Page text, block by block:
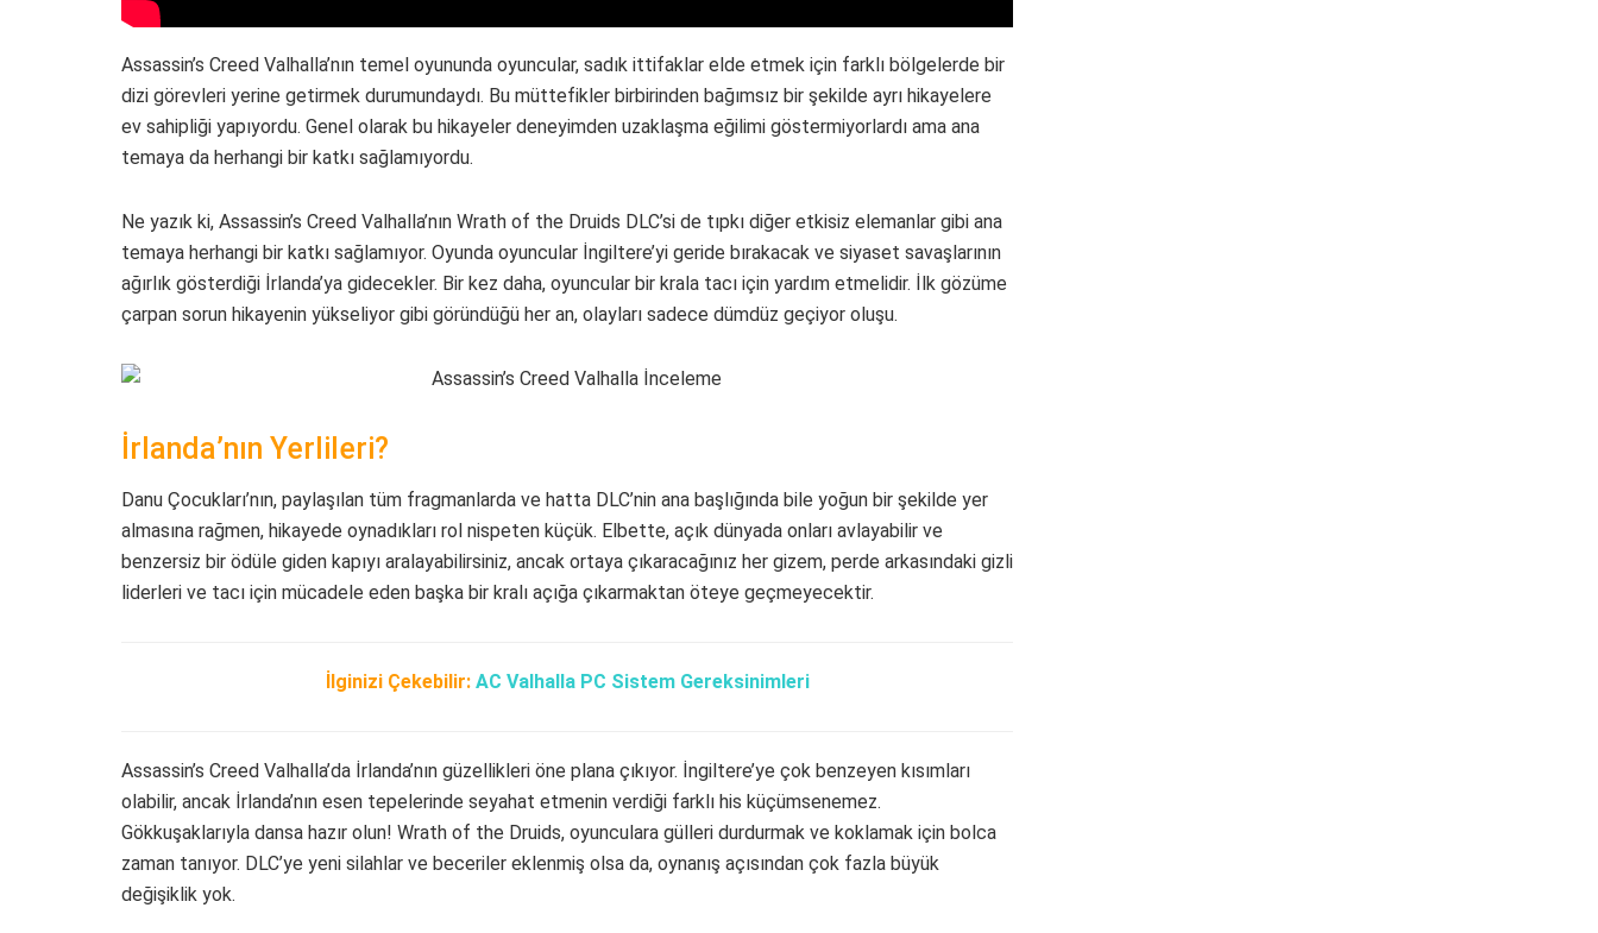
Assassin’s Creed Valhalla’nın temel oyununda oyuncular, sadık ittifaklar elde etmek için farklı bölgelerde bir
dizi görevleri yerine getirmek durumundaydı. Bu müttefikler birbirinden bağımsız bir şekilde ayrı hikayelere
ev sahipliği yapıyordu. Genel olarak bu hikayeler deneyimden uzaklaşma eğilimi göstermiyorlardı ama ana
temaya da herhangi bir katkı sağlamıyordu.
Ne yazık ki, Assassin’s Creed Valhalla’nın Wrath of the Druids DLC’si de tıpkı diğer etkisiz elemanlar gibi ana
temaya herhangi bir katkı sağlamıyor. Oyunda oyuncular İngiltere’yi geride bırakacak ve siyaset savaşlarının
ağırlık gösterdiği İrlanda’ya gidecekler. Bir kez daha, oyuncular bir krala tacı için yardım etmelidir. İlk gözüme
çarpan sorun hikayenin yükseliyor gibi göründüğü her an, olayları sadece dümdüz geçiyor oluşu.
İrlanda’nın Yerlileri?
Danu Çocukları’nın, paylaşılan tüm fragmanlarda ve hatta DLC’nin ana başlığında bile yoğun bir şekilde yer
almasına rağmen, hikayede oynadıkları rol nispeten küçük. Elbette, açık dünyada onları avlayabilir ve
benzersiz bir ödüle giden kapıyı aralayabilirsiniz, ancak ortaya çıkaracağınız her gizem, perde arkasındaki gizli
liderleri ve tacı için mücadele eden başka bir kralı açığa çıkarmaktan öteye geçmeyecektir.
İlginizi Çekebilir: AC Valhalla PC Sistem Gereksinimleri
Assassin’s Creed Valhalla’da İrlanda’nın güzellikleri öne plana çıkıyor. İngiltere’ye çok benzeyen kısımları
olabilir, ancak İrlanda’nın esen tepelerinde seyahat etmenin verdiği farklı his küçümsenemez.
Gökkuşaklarıyla dansa hazır olun! Wrath of the Druids, oyunculara gülleri durdurmak ve koklamak için bolca
zaman tanıyor. DLC’ye yeni silahlar ve beceriler eklenmiş olsa da, oynanış açısından çok fazla büyük
değişiklik yok.